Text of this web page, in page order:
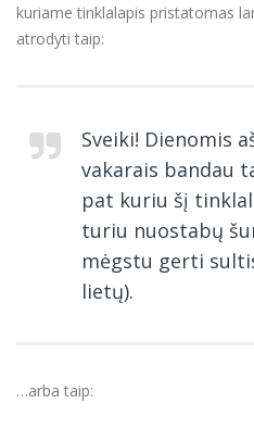
kuriame tinklalapis pristatomas
atrodyti taip:
Sveiki! Dienomis
vakarais bandau
pat kuriu šį
turiu nuostabų
mėgstu gerti
lietų).
…arba taip: